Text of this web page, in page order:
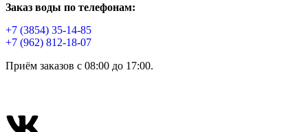
Заказ воды по телефонам:
+7 (3854) 35-14-85
+7 (962) 812-18-07
Приём заказов с 08:00 до 17:00.